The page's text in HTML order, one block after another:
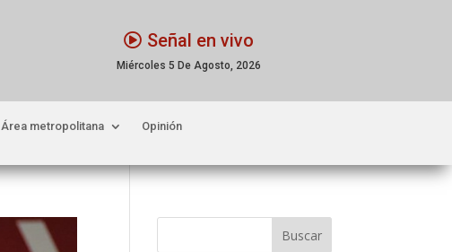
Señal en vivo
Miércoles 5 De Agosto, 2026
Área metropolitana Opinión
Buscar